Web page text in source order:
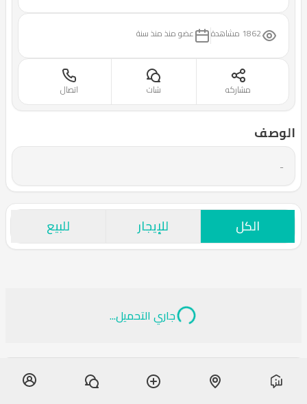
1862 مشاهدة عضو منذمنذ سنة
اتصال شات مشاركه
الوصف
-
الكل للإيجار للبيع
جاري التحميل...